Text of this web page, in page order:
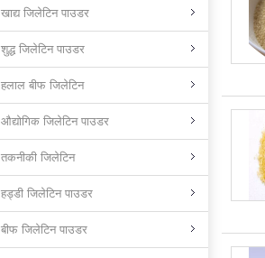
खाद्य जिलेटिन पाउडर
शुद्ध जिलेटिन पाउडर
हलाल बीफ जिलेटिन
औद्योगिक जिलेटिन पाउडर
तकनीकी जिलेटिन
हड्डी जिलेटिन पाउडर
बीफ जिलेटिन पाउडर